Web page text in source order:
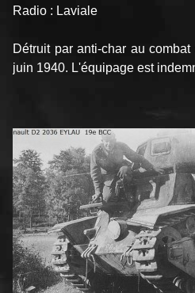
Radio : Laviale
Détruit par anti-char au
juin 1940. L'équipage est